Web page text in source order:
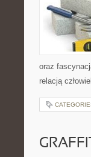
oraz
relacją